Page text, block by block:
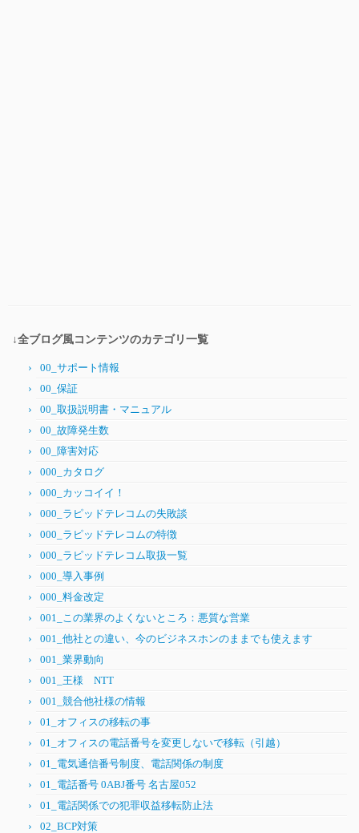
↓全ブログ風コンテンツのカテゴリ一覧
00_サポート情報
00_保証
00_取扱説明書・マニュアル
00_故障発生数
00_障害対応
000_カタログ
000_カッコイイ！
000_ラピッドテレコムの失敗談
000_ラピッドテレコムの特徴
000_ラピッドテレコム取扱一覧
000_導入事例
000_料金改定
001_この業界のよくないところ：悪質な営業
001_他社との違い、今のビジネスホンのままでも使えます
001_業界動向
001_王様 NTT
001_競合他社様の情報
01_オフィスの移転の事
01_オフィスの電話番号を変更しないで移転（引越）
01_電気通信番号制度、電話関係の制度
01_電話番号 0ABJ番号 名古屋052
01_電話関係での犯罪収益移転防止法
02_BCP対策